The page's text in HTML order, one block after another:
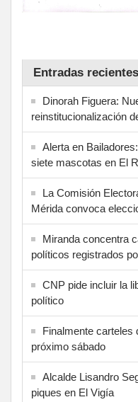
Entradas recientes
Dinorah Figuera:
reinstitucionalización
Alerta en
siete mascotas en El
La Comisión
Mérida convoca
Miranda concentra
políticos registrados
CNP pide incluir la
político
Finalmente carteles
próximo sábado
Alcalde Lisandro
piques en El Vigía